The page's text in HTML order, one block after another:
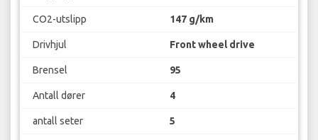
CO2-utslipp 147 g/km
Drivhjul Front wheel drive
Brensel 95
Antall dører 4
antall seter 5